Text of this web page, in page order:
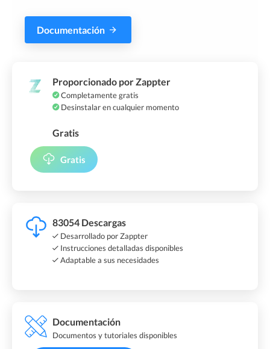
Documentación
Proporcionado por Zappter
Completamente gratis
Desinstalar en cualquier momento
Gratis
Gratis
83054 Descargas
Desarrollado por Zappter
Instrucciones detalladas disponibles
Adaptable a sus necesidades
Documentación
Documentos y tutoriales disponibles